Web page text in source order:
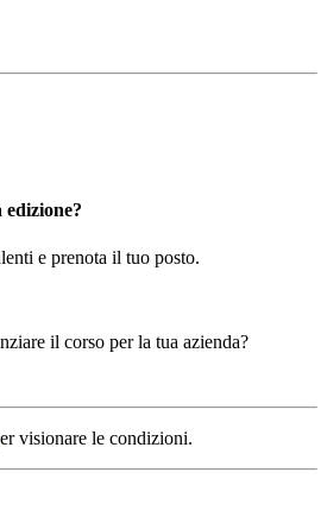
e prenota il tuo posto.
il corso per la tua azienda?
visionare le condizioni.